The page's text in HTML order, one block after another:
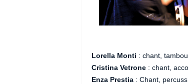
Assurd Trio /
Lorella Monti : chant,
Cristina Vetrone: chant,
Enza Prestia: Chant,